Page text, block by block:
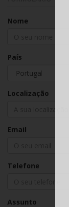
Nome
País
Localização
Email
Telefone
Assunto